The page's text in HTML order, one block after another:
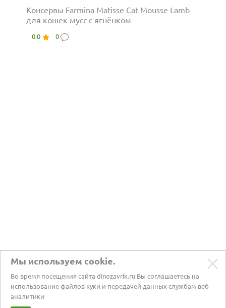
Консервы Farmina Matisse Cat Mousse Lamb
для кошек мусс с ягнёнком
0.0 0
Мы используем cookie.
Во время посещения сайта dinozavrik.ru Вы соглашаетесь на
использование файлов куки и передачей данных службам веб-
аналитики